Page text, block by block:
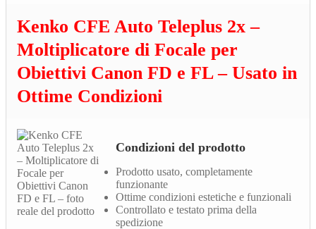
Kenko CFE Auto Teleplus 2x –
Moltiplicatore di Focale per
Obiettivi Canon FD e FL – Usato in
Ottime Condizioni
Condizioni del prodotto
Prodotto usato, completamente
funzionante
Ottime condizioni estetiche e funzionali
Controllato e testato prima della
spedizione